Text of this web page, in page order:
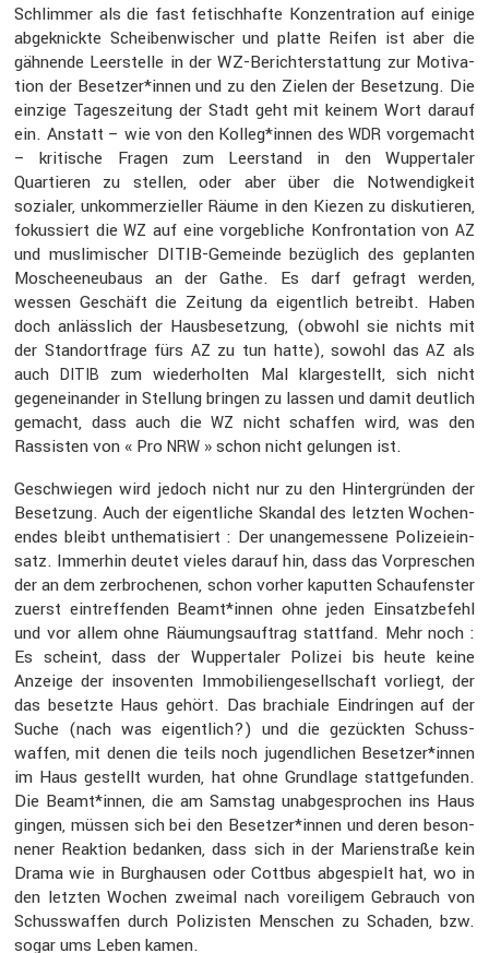
Schlimmer als die fast fetisch­hafte Konzen­tra­tion auf einige
abgeknickte Schei­ben­wi­scher und platte Reifen ist aber die
gähnende Leerstelle in der WZ-Bericht­erstat­tung zur Motiva­
tion der Besetzer*innen und zu den Zielen der Beset­zung. Die
einzige Tages­zei­tung der Stadt geht mit keinem Wort darauf
ein. Anstatt – wie von den Kolleg*innen desWDR vorge­macht
– kriti­sche Fragen zum Leerstand in den Wupper­taler
Quartieren zu stellen, oder aber über die Notwen­dig­keit
sozialer, unkom­mer­zi­eller Räume in den Kiezen zu disku­tieren,
fokus­siert dieWZ auf eine vorgeb­liche Konfron­ta­tion von AZ
und musli­mi­scher DITIB-Gemeinde bezüg­lich des geplanten
Moschee­neu­baus an der Gathe. Es darf gefragt werden,
wessen Geschäft die Zeitung da eigent­lich betreibt. Haben
doch anläss­lich der Hausbe­set­zung, (obwohl sie nichts mit
der Stand­ort­frage fürs AZ zu tun hatte), sowohl dasAZ als
auchDITIB
zum wieder­holten Mal klarge­stellt, sich nicht
gegen­ein­ander in Stellung bringen zu lassen und damit deutlich
gemacht, dass auch dieWZ nicht schaffen wird, was den
Rassisten von « Pro NRW » schon nicht gelungen ist.
Geschwiegen wird jedoch nicht nur zu den Hinter­gründen der
Beset­zung. Auch der eigent­liche Skandal des letzten Wochen­
endes bleibt unthe­ma­ti­siert : Der unange­mes­sene Polizei­ein­
satz. Immerhin deutet vieles darauf hin, dass das Vorpre­schen
der an dem zerbro­chenen, schon vorher kaputten Schau­fenster
zuerst eintref­fenden Beamt*innen ohne jeden Einsatz­be­fehl
und vor allem ohne Räumungs­auf­trag statt­fand. Mehr noch :
Es scheint, dass der Wupper­taler Polizei bis heute keine
Anzeige der insoventen Immobi­li­en­ge­sell­schaft vorliegt, der
das besetzte Haus gehört. Das brachiale Eindringen auf der
Suche (nach was eigent­lich?) und die gezückten Schuss­
waffen, mit denen die teils noch jugend­li­chen Besetzer*innen
im Haus gestellt wurden, hat ohne Grund­lage statt­ge­funden.
Die Beamt*innen, die am Samstag unabge­spro­chen ins Haus
gingen, müssen sich bei den Besetzer*innen und deren beson­
nener Reaktion bedanken, dass sich in der Marien­straße kein
Drama wie in Burghausen oder Cottbus abgespielt hat, wo in
den letzten Wochen zweimal nach vorei­ligem Gebrauch von
Schuss­waffen durch Polizisten Menschen zu Schaden, bzw.
sogar ums Leben kamen.